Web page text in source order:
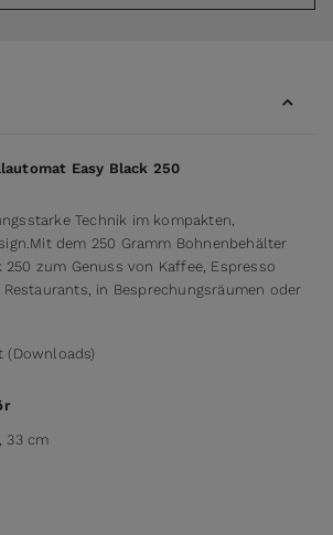
Easy Black 250
Technik im kompakten,
dem 250 Gramm Bohnenbehälter
250 zum Genuss von Kaffee, Espresso
in Besprechungsräumen oder
(Downloads)
33 cm